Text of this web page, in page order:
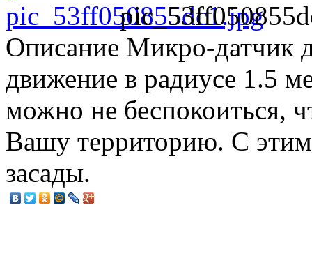
Описание Микро-датчик
движение в радиусе 1.5
можно не беспокоиться,
Вашу территорию. С
засады.